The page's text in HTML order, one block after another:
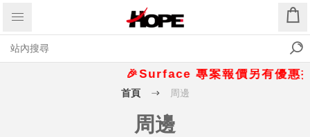
🎉Surface 專案報價另有優惠
首頁 周邊
周邊